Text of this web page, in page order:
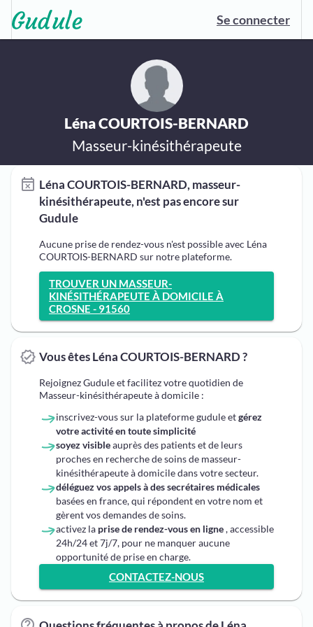
Se connecter
Léna COURTOIS-BERNARD
Masseur-kinésithérapeute
Léna COURTOIS-BERNARD, masseur-
kinésithérapeute, n'est pas encore sur
Gudule
Aucune prise de rendez-vous n'est possible avec Léna
COURTOIS-BERNARD sur notre plateforme.
TROUVER UN MASSEUR-
KINÉSITHÉRAPEUTE À DOMICILE À
CROSNE - 91560
Vous êtes Léna COURTOIS-BERNARD ?
Rejoignez Gudule et facilitez votre quotidien de
Masseur-kinésithérapeute à domicile :
inscrivez-vous sur la plateforme gudule etgérez
votre activité en toute simplicité
soyez visibleauprès des patients et de leurs
proches en recherche de soins de masseur-
kinésithérapeute à domicile dans votre secteur.
déléguez vos appels à des secrétaires médicales
basées en france, qui répondent en votre nom et
gèrent vos demandes de soins.
activez la prise de rendez-vous en ligne, accessible
24h/24 et 7j/7, pour ne manquer aucune
opportunité de prise en charge.
CONTACTEZ-NOUS